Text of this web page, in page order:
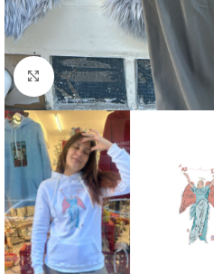
Click to enlarge